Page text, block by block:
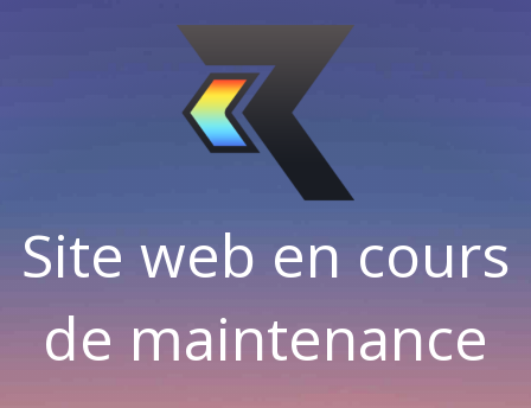
Site web en cours
de maintenance